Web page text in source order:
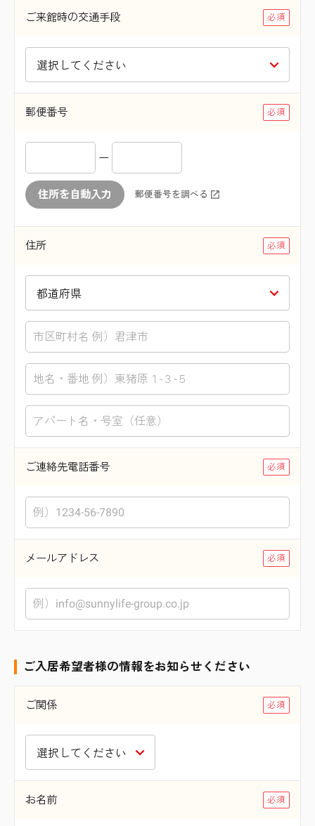
ご来館時の交通手段
郵便番号
ー
住所を自動入力 郵便番号を調べる
住所
ご連絡先電話番号
メールアドレス
ご入居希望者様の情報をお知らせください
ご関係
お名前